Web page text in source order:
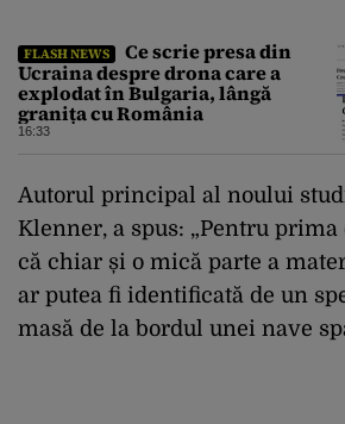
FLASH NEWS
Ce scrie presa din
Ucraina despre drona care a
explodat în Bulgaria, lângă
granița cu România
16:33
Autorul principal al noului
Klenner, a spus: „Pentru prima
că chiar și o mică parte a
ar putea fi identificată de un
masă de la bordul unei nave